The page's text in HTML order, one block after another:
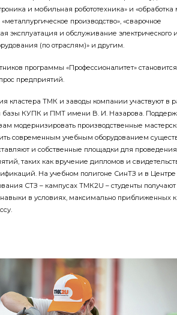
и мобильная робототехника» и «обработка
производство», «сварочное
эксплуатация и обслуживание электрического и
(по отраслям)» и другим.
программы «Профессионалитет»
предприятий.
кластера ТМК и заводы компании участвуют в
базы КУПК и ПМТ имени В. И. Назарова.
модернизировать производственные
современным учебным оборудованием
и собственные площадки для
таких как вручение дипломов и
На учебном полигоне СинТЗ и в Центре
СТЗ – кампусах ТМК2U – студенты
навыки в условиях, максимально приближенных к